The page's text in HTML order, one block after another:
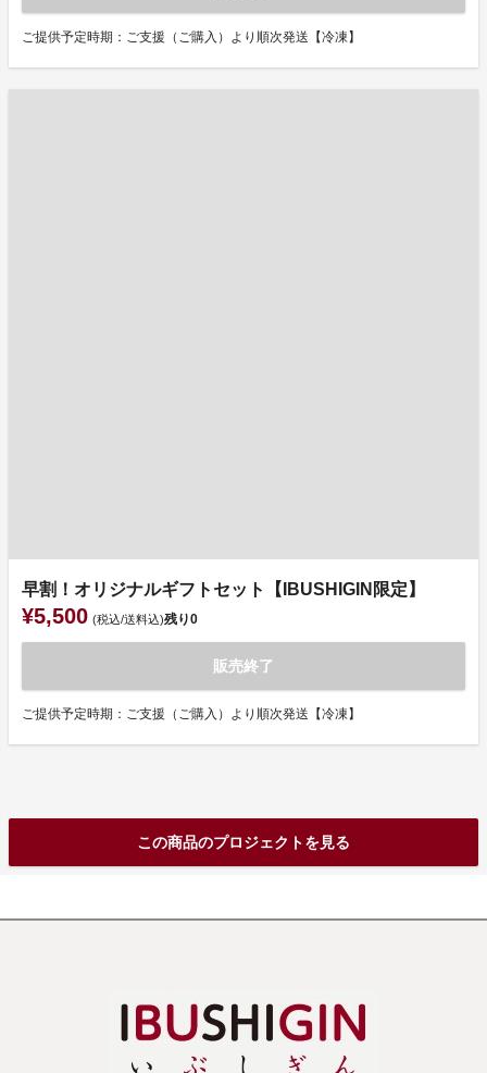
ご提供予定時期：ご支援（ご購入）より順次発送【冷凍】
早割！オリジナルギフトセット【IBUSHIGIN限定】
¥5,500 (税込/送料込)残り0
販売終了
ご提供予定時期：ご支援（ご購入）より順次発送【冷凍】
この商品のプロジェクトを見る